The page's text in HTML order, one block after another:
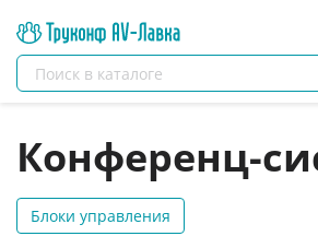
Конференц-
Блоки управления